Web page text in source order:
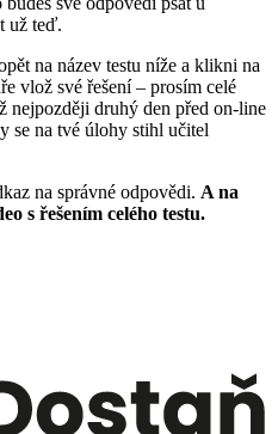
už teď.
na název testu níže a klikni na
vlož své řešení – prosím celé
nejpozději druhý den před on-line
se na tvé úlohy stihl učitel
na správné odpovědi. A na
s řešením celého testu.